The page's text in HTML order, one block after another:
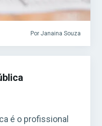
Por Janaina Souza
é o profissional